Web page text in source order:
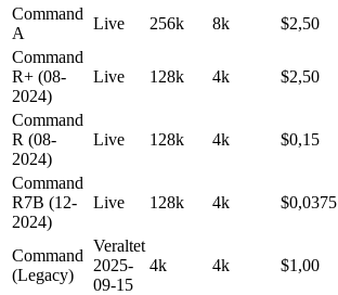
Command
A
Live 256k 8k $2,50
Command
R+ (08-
2024)
Live 128k 4k $2,50
Command
R (08-
2024)
Live 128k 4k $0,15
Command
R7B (12-
2024)
Live 128k 4k $0,0375
Command
(Legacy)
Veraltet
2025-
09-15
4k 4k $1,00